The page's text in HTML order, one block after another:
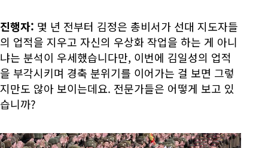
진행자: 몇 년 전부터 김정은 총비서가 선대 지도자들
의 업적을 지우고 자신의 우상화 작업을 하는 게 아니
냐는 분석이 우세했습니다만, 이번에 김일성의 업적
을 부각시키며 경축 분위기를 이어가는 걸 보면 그렇
지만도 않아 보이는데요. 전문가들은 어떻게 보고 있
습니까?